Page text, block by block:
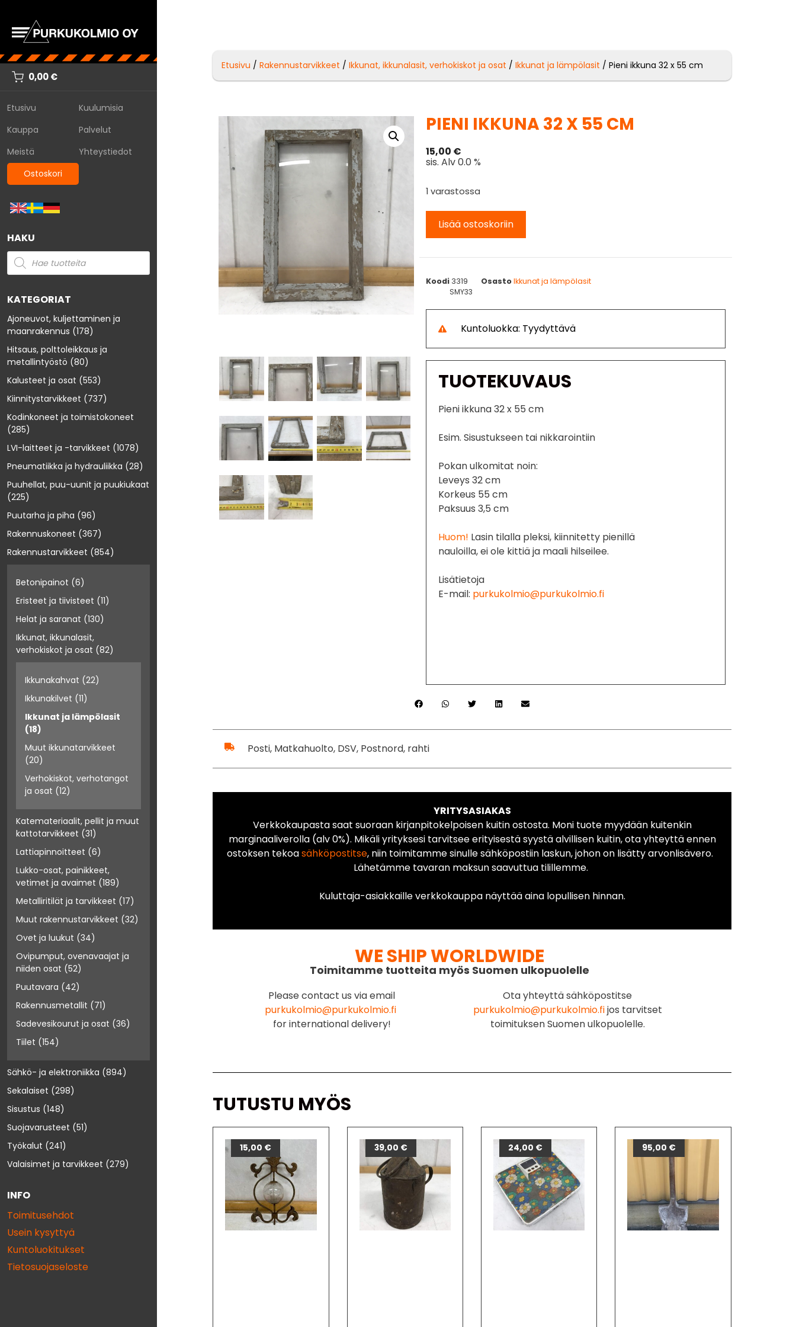
0,00€
Etusivu
Kuulumisia
Kauppa
Palvelut
Meistä
Yhteystiedot
Ostoskori
HAKU
KATEGORIAT
Ajoneuvot, kuljettaminen ja
maanrakennus (178)
Hitsaus, polttoleikkaus ja
metallintyöstö (80)
Kalusteet ja osat (553)
Kiinnitystarvikkeet (737)
Kodinkoneet ja toimistokoneet
(285)
LVI-laitteet ja -tarvikkeet (1078)
Pneumatiikka ja hydrauliikka (28)
Puuhellat, puu-uunit ja puukiukaat
(225)
Puutarha ja piha (96)
Rakennuskoneet (367)
Rakennustarvikkeet (854)
Betonipainot (6)
Eristeet ja tiivisteet (11)
Helat ja saranat (130)
Ikkunat, ikkunalasit,
verhokiskot ja osat (82)
Ikkunakahvat (22)
Ikkunakilvet (11)
Ikkunat ja lämpölasit
(18)
Muut ikkunatarvikkeet
(20)
Verhokiskot, verhotangot
ja osat (12)
Katemateriaalit, pellit ja muut
kattotarvikkeet (31)
Lattiapinnoitteet (6)
Lukko-osat, painikkeet,
vetimet ja avaimet (189)
Metalliritilät ja tarvikkeet (17)
Muut rakennustarvikkeet (32)
Ovet ja luukut (34)
Ovipumput, ovenavaajat ja
niiden osat (52)
Puutavara (42)
Rakennusmetallit (71)
Sadevesikourut ja osat (36)
Tiilet (154)
Sähkö- ja elektroniikka (894)
Sekalaiset (298)
Sisustus (148)
Suojavarusteet (51)
Työkalut (241)
Valaisimet ja tarvikkeet (279)
INFO
Toimitusehdot
Usein kysyttyä
Kuntoluokitukset
Tietosuojaseloste
Etusivu /Rakennustarvikkeet /Ikkunat, ikkunalasit, verhokiskot ja osat /Ikkunat ja lämpölasit / Pieni ikkuna 32 x 55 cm
PIENI IKKUNA 32 X 55 CM
15,00 €
sis. Alv 0.0 %
1 varastossa
Lisää ostoskoriin
Koodi 3319 Osasto Ikkunat ja lämpölasit
SMY33
Kuntoluokka: Tyydyttävä
TUOTEKUVAUS
Pieni ikkuna 32 x 55 cm
Esim. Sisustukseen tai nikkarointiin
Pokan ulkomitat noin:
Leveys 32 cm
Korkeus 55 cm
Paksuus 3,5 cm
Huom! Lasin tilalla pleksi, kiinnitetty pienillä
nauloilla, ei ole kittiä ja maali hilseilee.
Lisätietoja
E-mail: purkukolmio@purkukolmio.fi
Posti, Matkahuolto, DSV, Postnord, rahti
YRITYSASIAKAS
Verkkokaupasta saat suoraan kirjanpitokelpoisen kuitin ostosta. Moni tuote myydään kuitenkin
marginaaliverolla (alv 0%). Mikäli yrityksesi tarvitsee erityisestä syystä alvillisen kuitin, ota yhteyttä ennen
ostoksen tekoasähköpostitse, niin toimitamme sinulle sähköpostiin laskun, johon on lisätty arvonlisävero.
Lähetämme tavaran maksun saavuttua tilillemme.
Kuluttaja-asiakkaille verkkokauppa näyttää aina lopullisen hinnan.
WE SHIP WORLDWIDE
Toimitamme tuotteita myös Suomen ulkopuolelle
Please contact us via email
purkukolmio@purkukolmio.fi
for international delivery!
Ota yhteyttä sähköpostitse
purkukolmio@purkukolmio.fijos tarvitset
toimituksen Suomen ulkopuolelle.
TUTUSTU MYÖS
15,00 € 39,00 € 24,00 € 95,00 €